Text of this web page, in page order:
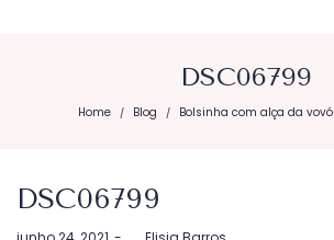
DSC06799
Home / Blog / Bolsinha com alça da vovó
DSC06799
Postado